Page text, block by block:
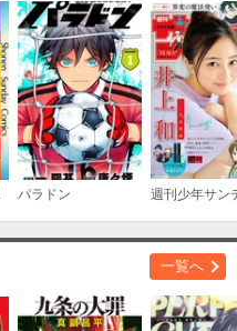
パラドン 週刊少年サン
一覧へ